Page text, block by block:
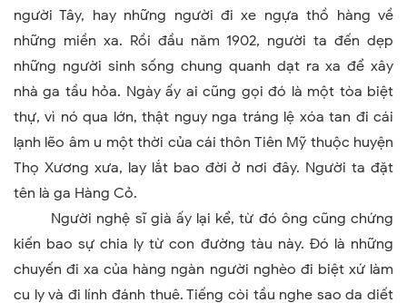
người Tây, hay những người đi xe ngựa thồ hàng về
những miền xa. Rồi đầu năm 1902, người ta đến dẹp
những người sinh sống chung quanh dạt ra xa để xây
nhà ga tầu hỏa. Ngày ấy ai cũng gọi đó là một tòa biệt
thự, vì nó qua lớn, thật nguy nga tráng lệ xóa tan đi cái
lạnh lẽo âm u một thời của cái thôn Tiên Mỹ thuộc huyện
Thọ Xương xưa, lay lắt bao đời ở nơi đây. Người ta đặt
tên là ga Hàng Cỏ.
Người nghệ sĩ già ấy lại kể, từ đó ông cũng chứng
kiến bao sự chia ly từ con đường tàu này. Đó là những
chuyến đi xa của hàng ngàn người nghèo đi biệt xứ làm
cu ly và đi lính đánh thuê. Tiếng còi tầu nghe sao da diết